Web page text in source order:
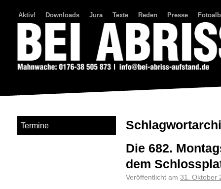
Aktiv! Downloads Jura Texte Reden Presse
Die 682.
dem
Veröffentlicht am 31. Oktober
Termine